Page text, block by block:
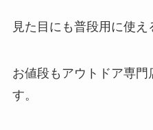
見た目にも普段用に使え
お値段もアウトドア専
す。